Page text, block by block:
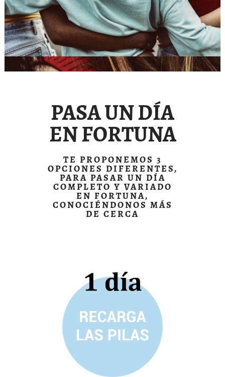
PASA UN DÍA
EN FORTUNA
TE PROPONEMOS 3
OPCIONES DIFERENTES,
PARA PASAR UN DÍA
COMPLETO Y VARIADO
EN FORTUNA,
CONOCIÉNDONOS MÁS
DE CERCA